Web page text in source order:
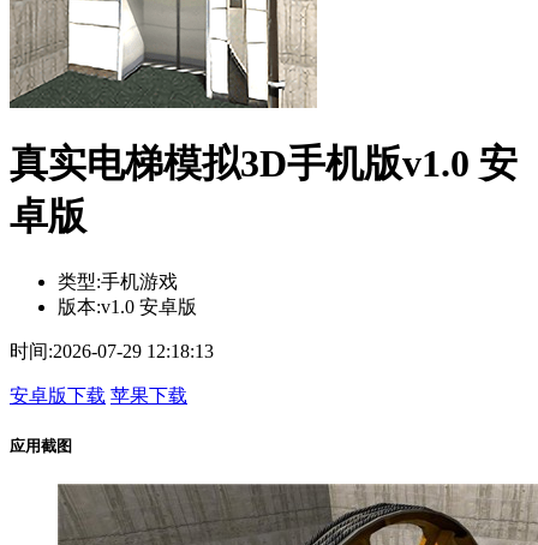
真实电梯模拟3D手机版v1.0 安
卓版
类型:手机游戏
版本:v1.0 安卓版
时间:2026-07-29 12:18:13
安卓版下载 苹果下载
应用截图